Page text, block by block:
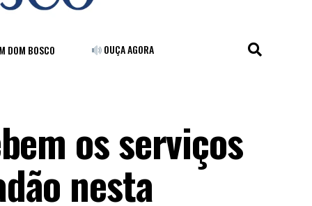
DOM BOSCO OUÇA AGORA
os serviços
nesta